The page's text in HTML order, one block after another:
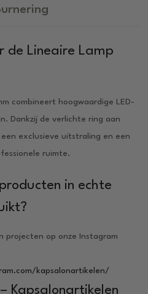
de Lineaire Lamp
combineert hoogwaardige LED-
Dankzij de verlichte ring aan
exclusieve uitstraling en een
ruimte.
in echte
projecten op onze Instagram
kapsalonartikelen/
Kapsalonartikelen